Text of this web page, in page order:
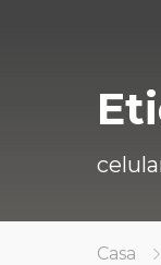
Casa